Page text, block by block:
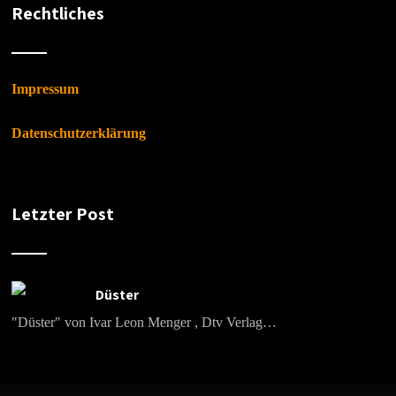
Rechtliches
Impressum
Datenschutzerklärung
Letzter Post
Düster
"Düster" von Ivar Leon Menger , Dtv Verlag…